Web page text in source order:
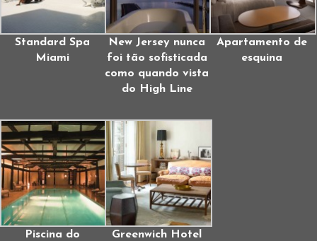
Standard Spa
Miami
New Jersey nunca
foi tão sofisticada
como quando vista
do High Line
Apartamento de
esquina
Piscina do
Greenwich Hotel